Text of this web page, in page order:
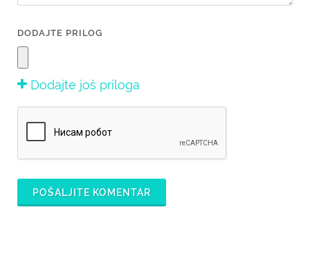
DODAJTE PRILOG
Dodajte još priloga
POŠALJITE KOMENTAR